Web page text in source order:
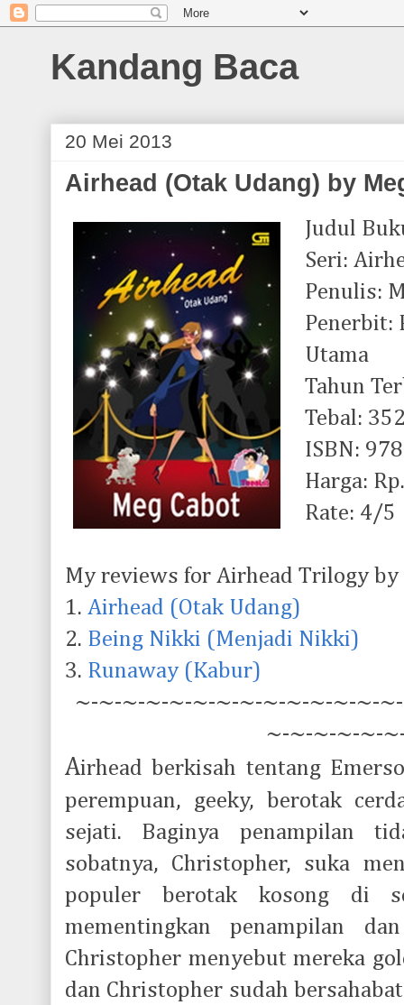
Kandang Baca
20 Mei 2013
Airhead (Otak Udang) by
Judul
Seri:
Penulis:
Penerbit:
Utama
Tahun
Tebal:
ISBN:
Harga:
Rate: 4/5
My reviews for Airhead Trilogy by
1. Airhead (Otak Udang)
2. Being Nikki (Menjadi Nikki)
3. Runaway (Kabur)
~-~-~-~-~-~-~-~-~-~-~-~-~-
~-~-~-~-~-
Airhead berkisah tentang
perempuan, geeky, berotak
sejati. Baginya penampilan
sobatnya, Christopher, suka
populer berotak kosong di
mementingkan penampilan
Christopher menyebut mereka
dan Christopher sudah